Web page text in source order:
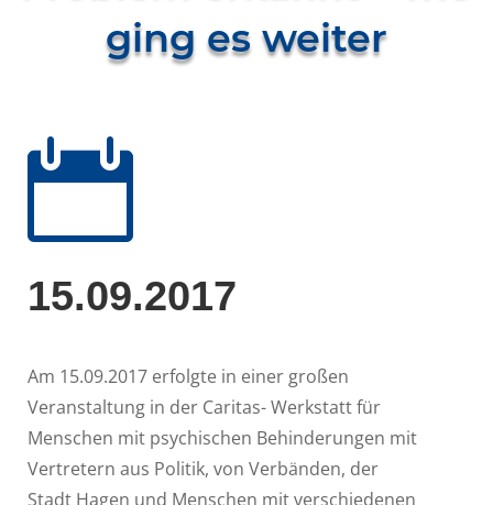
ging es weiter

15.09.2017
Am 15.09.2017 erfolgte in einer großen
Veranstaltung in der Caritas- Werkstatt für
Menschen mit psychischen Behinderungen mit
Vertretern aus Politik, von Verbänden, der
Stadt Hagen und Menschen mit verschiedenen